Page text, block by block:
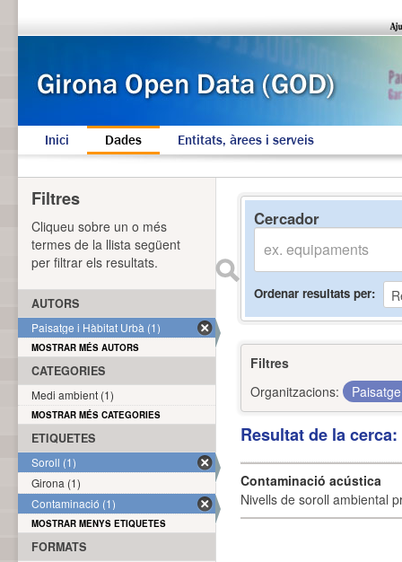
Inici Dades Entitats, àrees i serveis
Cercador
Ordenar resultats per
Filtres
Organitzacions:
Resultat de la
Contaminació acústica
Nivells de soroll ambiental
Filtres
Cliqueu sobre un o més
termes de la llista següent
per filtrar els resultats.
AUTORS
Paisatge i Hàbitat Urbà (1)
MOSTRAR MÉS AUTORS
CATEGORIES
Medi ambient (1)
MOSTRAR MÉS CATEGORIES
ETIQUETES
Soroll (1)
Girona (1)
Contaminació (1)
MOSTRAR MENYS ETIQUETES
FORMATS